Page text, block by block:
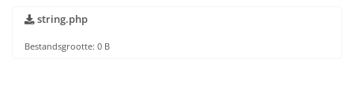
string.php
Bestandsgrootte: 0 B